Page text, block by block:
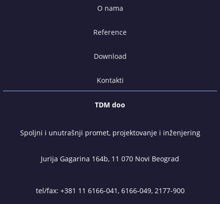
O nama
Reference
Download
Kontakti
TDM doo
Spoljni i unutrašnji promet, projektovanje i inženjering
Jurija Gagarina 164b, 11 070 Novi Beograd
tel/fax: +381 11 6166-041 , 6166-049, 2177-900